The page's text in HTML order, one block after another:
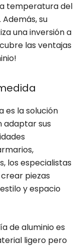
temperatura del
su
una inversión a
las ventajas
es la solución
adaptar sus
los especialistas
piezas
y espacio
de aluminio es
ligero pero